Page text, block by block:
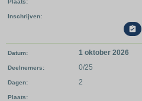
Plaats
Inschrijven

Datum 1 oktober 2026
Deelnemers 0/25
Dagen 2
Plaats